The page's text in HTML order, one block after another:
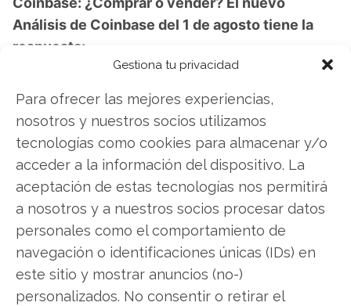
Gestiona tu privacidad
Para ofrecer las mejores experiencias,
nosotros y nuestros socios utilizamos
tecnologías como cookies para almacenar y/o
acceder a la información del dispositivo. La
aceptación de estas tecnologías nos permitirá
a nosotros y a nuestros socios procesar datos
personales como el comportamiento de
navegación o identificaciones únicas (IDs) en
este sitio y mostrar anuncios (no-)
personalizados. No consentir o retirar el
Análisis de Coinbase del 1 de agosto tiene la
respuesta:
contundentes: Acción inmediata requerida para
los inversores de Coinbase. ¿Merece la pena
invertir o es momento de vender? En el Análisis
gratuito actual del 1 de agosto descubrirá
exactamente qué hacer.
Coinbase: ¿Comprar o vender?¡Lee más aquí!
Coinbase